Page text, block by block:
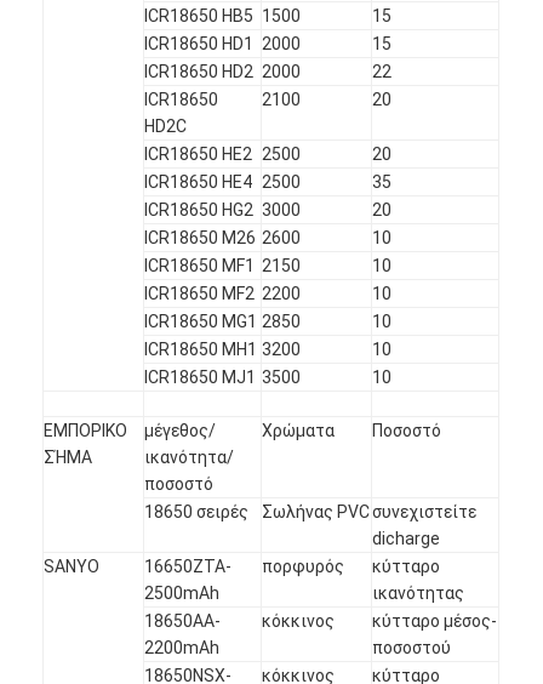
ICR18650 HB5 1500
15
ICR18650 HD1
2000
15
ICR18650 HD2 2000
22
ICR18650
HD2C
2100 20
ICR18650 HE2 2500
20
ICR18650 HE4 2500
35
ICR18650 HG2 3000
20
ICR18650 M26 2600
10
ICR18650 MF1 2150
10
ICR18650 MF2 2200
10
ICR18650 MG1 2850
10
ICR18650 MH1 3200
10
ICR18650 MJ1 3500 10
ΕΜΠΟΡΙΚΟ
ΣΉΜΑ
μέγεθος/
ικανότητα/
ποσοστό
Χρώματα Ποσοστό
18650 σειρές Σωλήνας PVCσυνεχιστείτε
dicharge
SANYO
16650ZTA-
2500mAh
πορφυρός
κύτταρο
ικανότητας
18650AA-
2200mAh
κόκκινος
κύτταρο μέσος-
ποσοστού
18650NSX-
κόκκινος κύτταρο